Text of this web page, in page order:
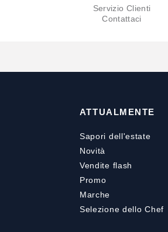
Servizio Clienti
Contattaci
ATTUALMENTE
Sapori dell'estate
Novità
Vendite flash
Promo
Marche
Selezione dello Chef